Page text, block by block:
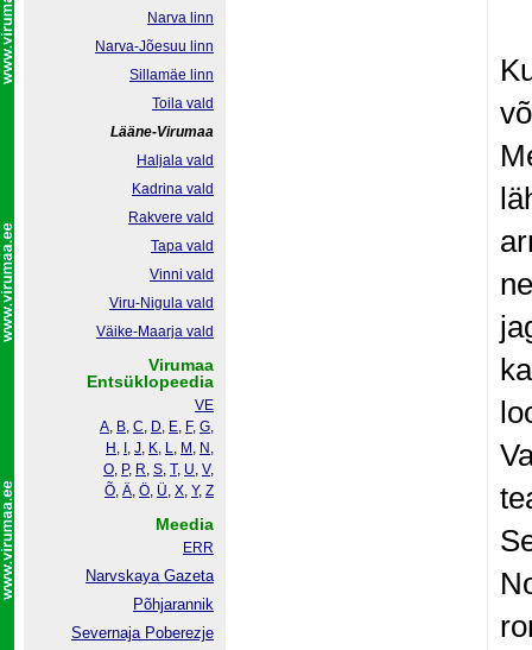
Narva linn
Narva-Jõesuu linn
Sillamäe linn
Toila vald
Lääne-Virumaa
Haljala vald
Kadrina vald
Rakvere vald
Tapa vald
Vinni vald
Viru-Nigula vald
Väike-Maarja vald
Virumaa
Entsüklopeedia
VE
A, B, C, D, E, F, G,
H , , J, K, L, M , N ,
O, P, R, S, T, U, V,
Õ, Ä, Ö, Ü, X, Y, Z
Meedia
ERR
Narvskaya Gazeta
Põhjarannik
Severnaja Poberezje